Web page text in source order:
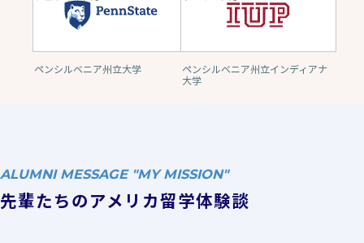
ペンシルベニア州立大学
ペンシルベニア州立インディアナ
大学
ALUMNI MESSAGE "MY MISSION"
先輩たちのアメリカ留学体験談